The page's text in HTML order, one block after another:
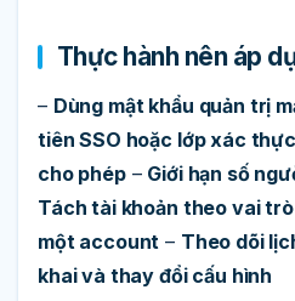
Thực hành nên áp
– Dùng mật khẩu quản trị
tiên SSO hoặc lớp xác
cho phép– Giới hạn số
Tách tài khoản theo vai
một account – Theo dõi
khai và thay đổi cấu hình